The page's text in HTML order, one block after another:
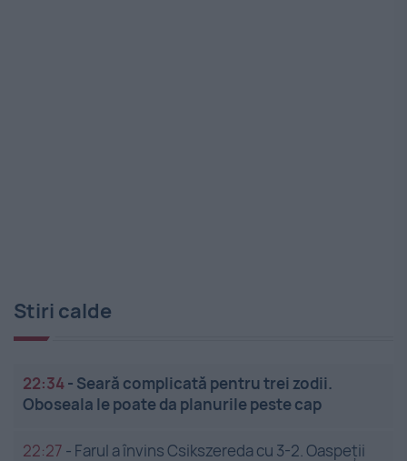
Stiri calde
22:34- Seară complicată pentru trei zodii.
Oboseala le poate da planurile peste cap
22:27 - Farul a învins Csikszereda cu 3-2. Oaspeții